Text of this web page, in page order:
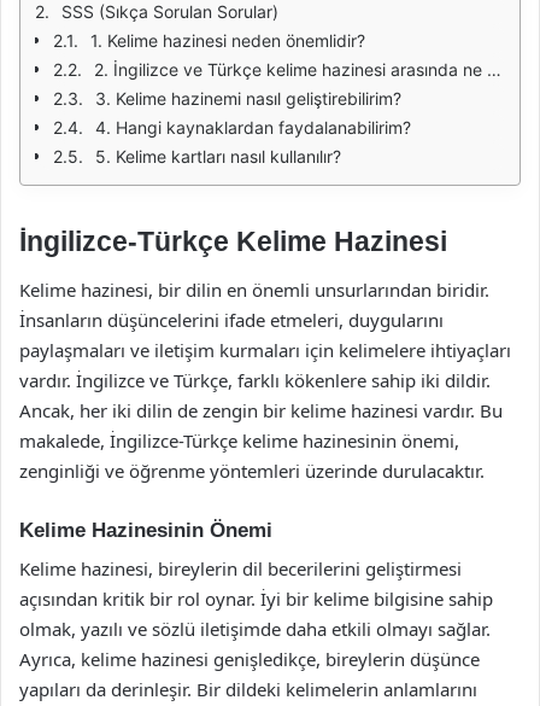
SSS (Sıkça Sorulan Sorular)
1. Kelime hazinesi neden önemlidir?
2. İngilizce ve Türkçe kelime hazinesi arasında ne gibi farklar vardır?
3. Kelime hazinemi nasıl geliştirebilirim?
4. Hangi kaynaklardan faydalanabilirim?
5. Kelime kartları nasıl kullanılır?
İngilizce-Türkçe Kelime Hazinesi
Kelime hazinesi, bir dilin en önemli unsurlarından biridir.
İnsanların düşüncelerini ifade etmeleri, duygularını
paylaşmaları ve iletişim kurmaları için kelimelere ihtiyaçları
vardır. İngilizce ve Türkçe, farklı kökenlere sahip iki dildir.
Ancak, her iki dilin de zengin bir kelime hazinesi vardır. Bu
makalede, İngilizce-Türkçe kelime hazinesinin önemi,
zenginliği ve öğrenme yöntemleri üzerinde durulacaktır.
Kelime Hazinesinin Önemi
Kelime hazinesi, bireylerin dil becerilerini geliştirmesi
açısından kritik bir rol oynar. İyi bir kelime bilgisine sahip
olmak, yazılı ve sözlü iletişimde daha etkili olmayı sağlar.
Ayrıca, kelime hazinesi genişledikçe, bireylerin düşünce
yapıları da derinleşir. Bir dildeki kelimelerin anlamlarını